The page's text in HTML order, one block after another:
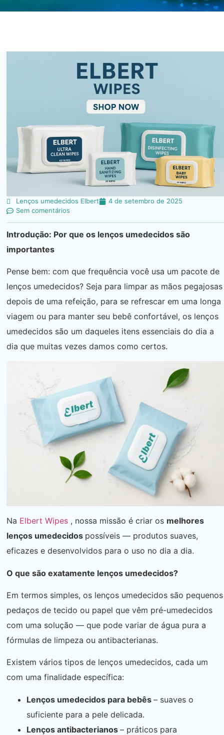
Lenços umedecidos Elbert
4 de setembro de 2025
Sem comentários
Introdução: Por que os lenços umedecidos são
importantes
Pense bem: com que frequência você usa um pacote de
lenços umedecidos? Seja para limpar as mãos pegajosas
depois de uma refeição, para se refrescar em uma longa
viagem ou para manter seu bebê confortável, os lenços
umedecidos são um daqueles itens essenciais do dia a
dia que muitas vezes damos como certos.
Na Elbert Wipes , nossa missão é criar os melhores
lenços umedecidos possíveis — produtos suaves,
eficazes e desenvolvidos para o uso no dia a dia.
O que são exatamente lenços umedecidos?
Em termos simples, os lenços umedecidos são pequenos
pedaços de tecido ou papel que vêm pré-umedecidos
com uma solução — que pode variar de água pura a
fórmulas de limpeza ou antibacterianas.
Existem vários tipos de lenços umedecidos, cada um
com uma finalidade específica:
Lenços umedecidos para bebês – suaves o
suficiente para a pele delicada.
Lenços antibacterianos – práticos para